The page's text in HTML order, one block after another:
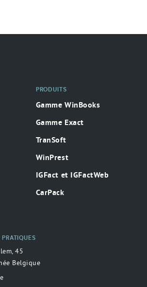
PRODUITS
Gamme WinBooks
Gamme Exact
TranSoft
WinPrest
IGFact et IGFactWeb
CarPack
45
Belgique